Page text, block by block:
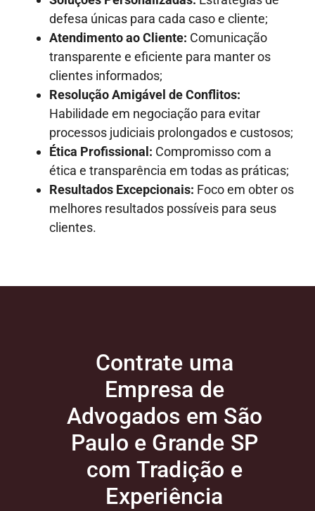
defesa únicas para cada caso e cliente;
Atendimento ao Cliente: Comunicação
transparente e eficiente para manter os
clientes informados;
Resolução Amigável de Conflitos:
Habilidade em negociação para evitar
processos judiciais prolongados e custosos;
Ética Profissional: Compromisso com a
ética e transparência em todas as práticas;
Resultados Excepcionais: Foco em obter os
melhores resultados possíveis para seus
clientes.
Contrate uma
Empresa de
Advogados em São
Paulo e Grande SP
com Tradição e
Experiência